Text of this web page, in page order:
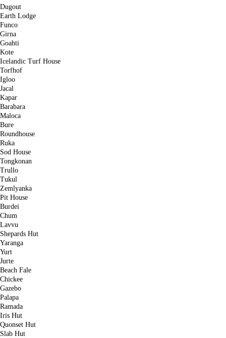
Dugout
Earth Lodge
Funco
Girna
Goahti
Kote
Icelandic Turf House
Torfhof
Igloo
Jacal
Kapar
Barabara
Maloca
Bure
Roundhouse
Ruka
Sod House
Tongkonan
Trullo
Tukul
Zemlyanka
Pit House
Burdei
Chum
Lavvu
Shepards Hut
Yaranga
Yurt
Jurte
Beach Fale
Chickee
Gazebo
Palapa
Ramada
Iris Hut
Quonset Hut
Slab Hut